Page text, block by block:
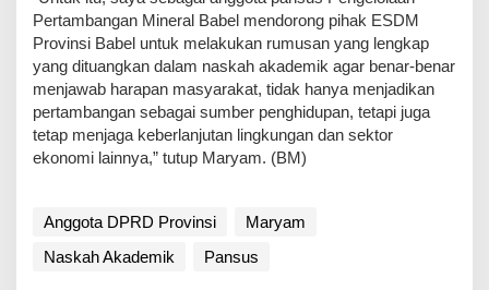
Pertambangan Mineral Babel mendorong pihak ESDM
Provinsi Babel untuk melakukan rumusan yang lengkap
yang dituangkan dalam naskah akademik agar benar-benar
menjawab harapan masyarakat, tidak hanya menjadikan
pertambangan sebagai sumber penghidupan, tetapi juga
tetap menjaga keberlanjutan lingkungan dan sektor
ekonomi lainnya,” tutup Maryam. (BM)
Anggota DPRD Provinsi
Maryam
Naskah Akademik
Pansus